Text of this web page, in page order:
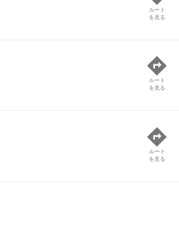
ルート
を見る
ルート
を見る
ルート
を見る